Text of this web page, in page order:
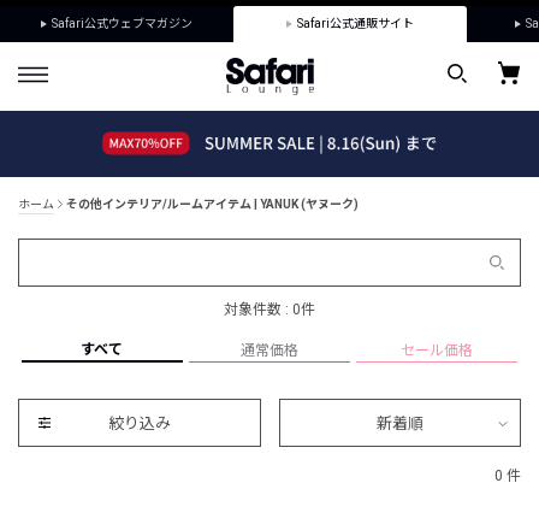
Safari公式ウェブマガジン Safari公式通販サイト
ホーム その他インテリア/ルームアイテム | YANUK (ヤヌーク)
対象件数 : 0件
すべて 通常価格 セール価格
絞り込み 新着順
0 件